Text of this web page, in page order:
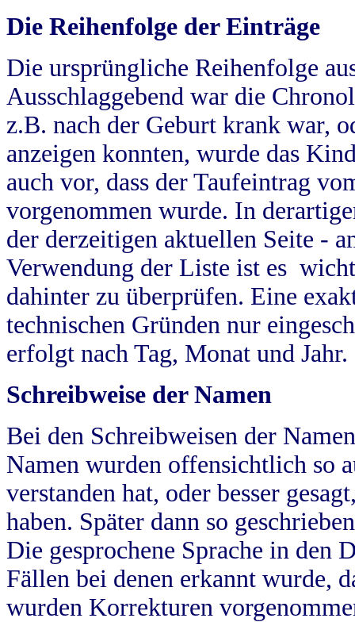
Die Reihenfolge der Einträge
Die ursprüngliche Reihenfolge
Ausschlaggebend war die
z.B. nach der Geburt krank war,
anzeigen konnten, wurde das
auch vor, dass der Taufeintrag
vorgenommen wurde. In
der derzeitigen aktuellen Seite -
Verwendung der Liste ist es
dahinter zu überprüfen. Eine
technischen Gründen nur
erfolgt nach Tag, Monat und Jahr.
Schreibweise der Namen
Bei den Schreibweisen der
Namen wurden offensichtlich so
verstanden hat, oder besser
haben. Später dann so
Die gesprochene Sprache in
Fällen bei denen erkannt wurde,
wurden Korrekturen